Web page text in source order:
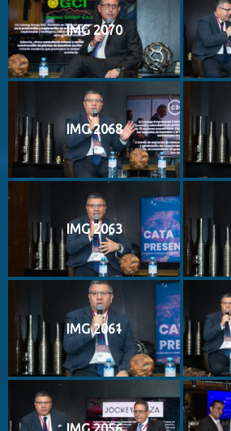
IMG 2070
IMG 2068
IMG 2063
IMG 2061